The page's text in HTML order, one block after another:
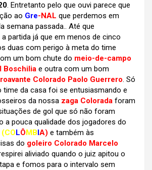
. Entretanto pelo que ouvi parece que
ao Gre-NAL que perdemos em
semana passada.. Até que
partida já que em menos de cinco
duas com perigo à meta do time
um bom chute do meio-de-campo
Boschilia e outra com um bom
Colorado Paolo Guerrero. Só
time da casa foi se entusiasmando e
da nossa zaga Colorada foram
de gol que só não foram
a pouca qualidade dos jogadores do
(COLÔMBIA) e também às
do goleiro Colorado Marcelo
aliviado quando o juiz apitou o
e fomos para o intervalo sem